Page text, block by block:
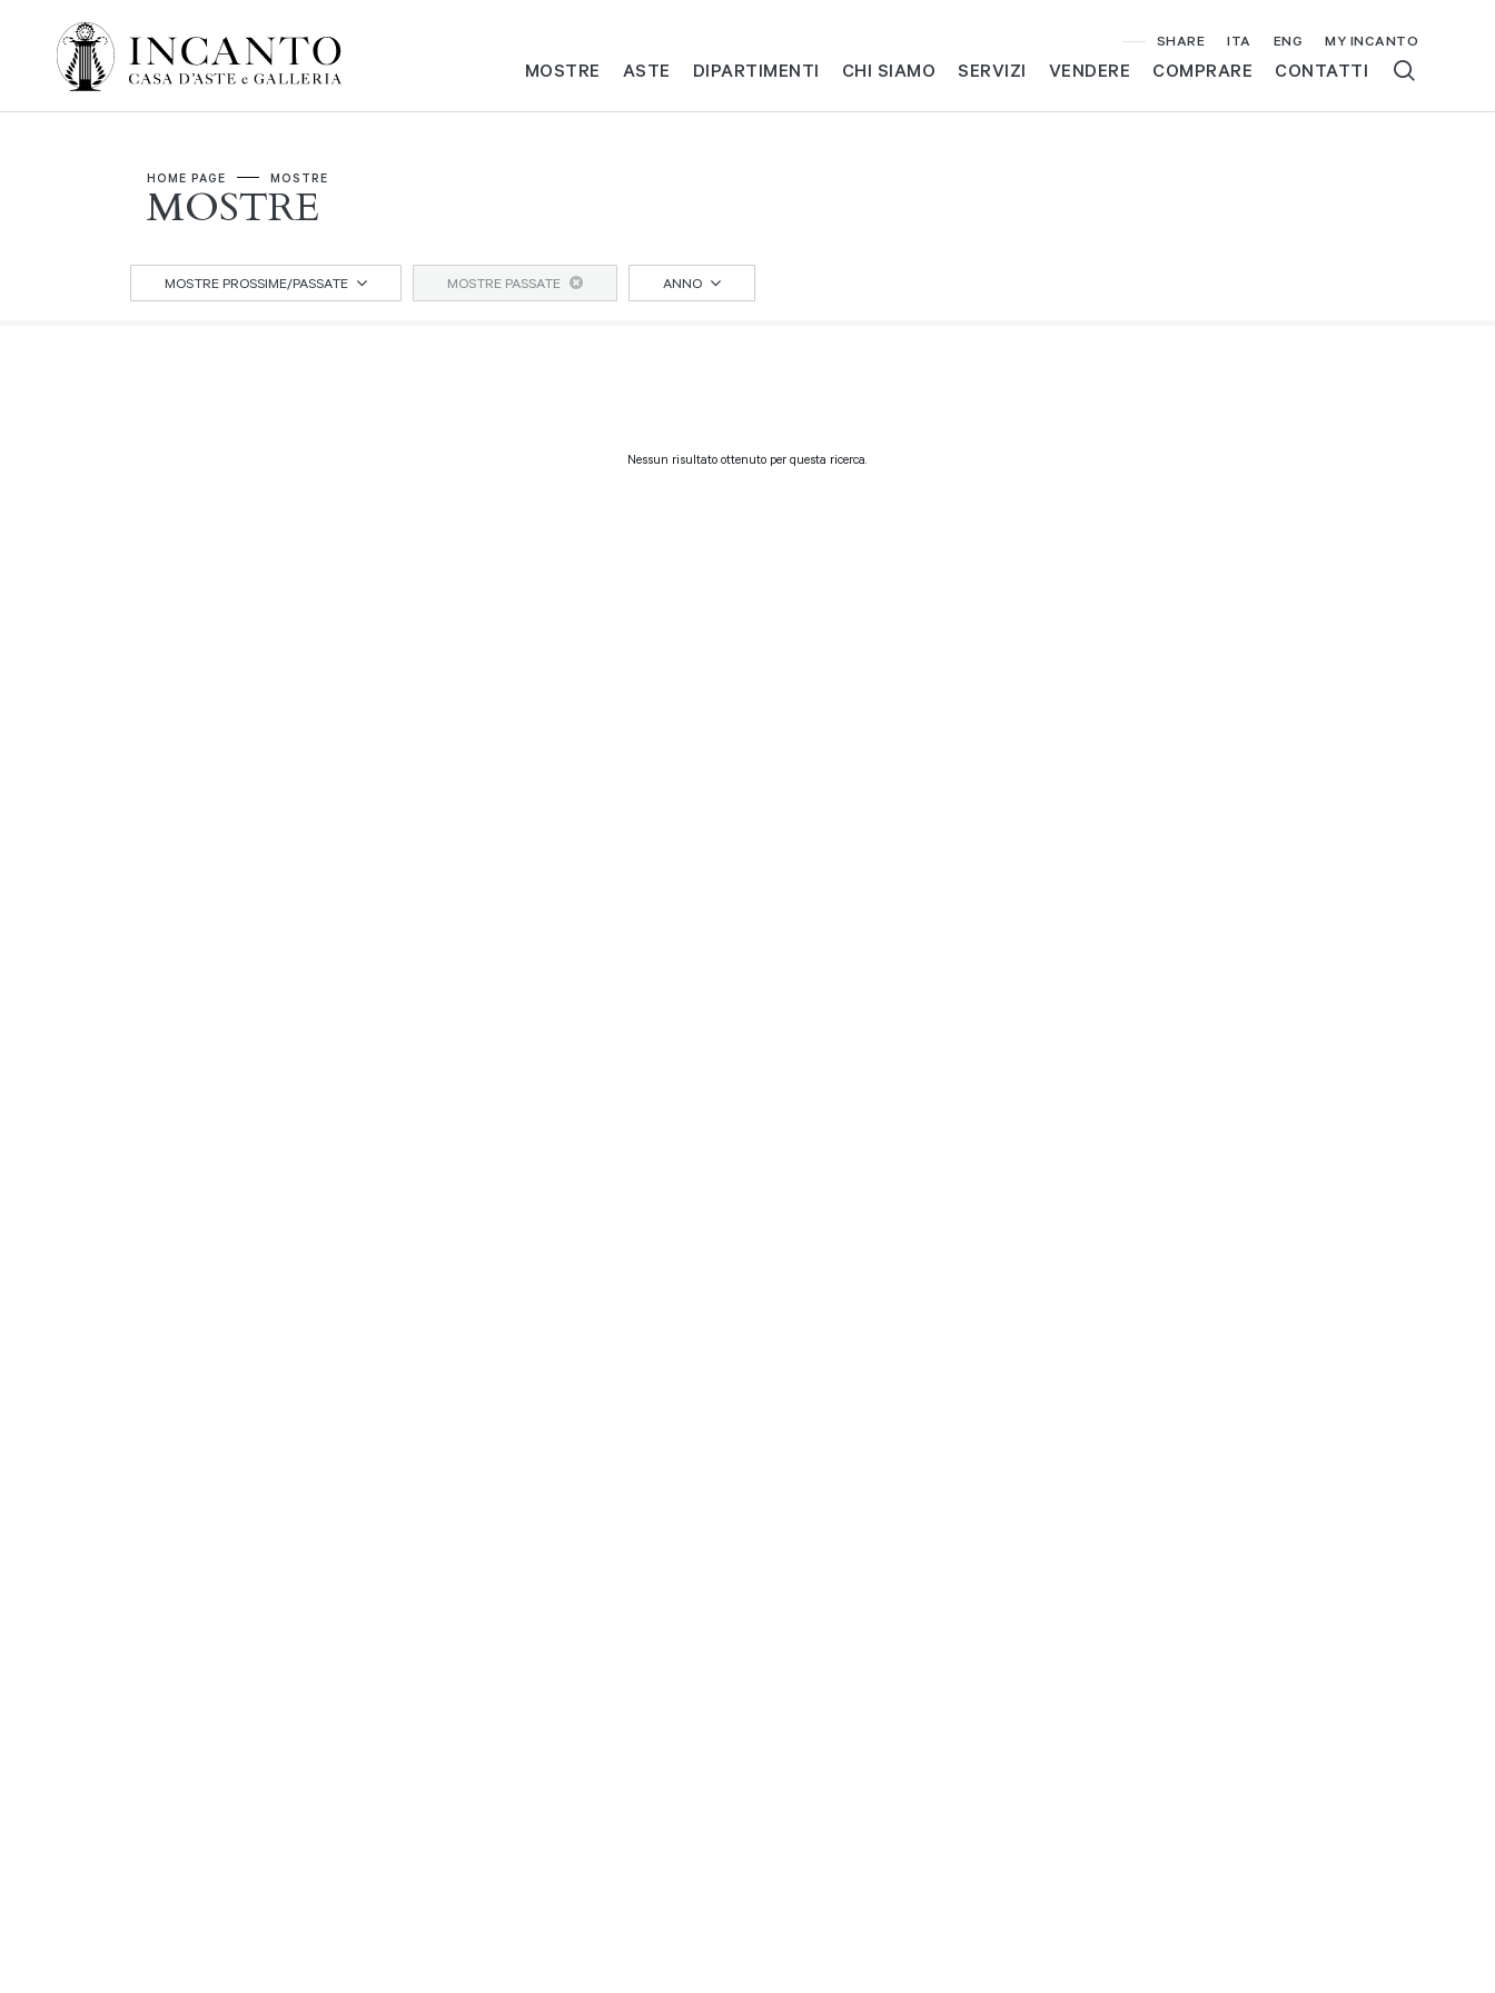
SHARE ITA ENG MY INCANTO
MOSTRE ASTE DIPARTIMENTI CHI SIAMO SERVIZI VENDERE COMPRARE CONTATTI
HOME PAGE MOSTRE
MOSTRE
MOSTRE PROSSIME/PASSATE MOSTRE PASSATE ANNO
Nessun risultato ottenuto per questa ricerca.